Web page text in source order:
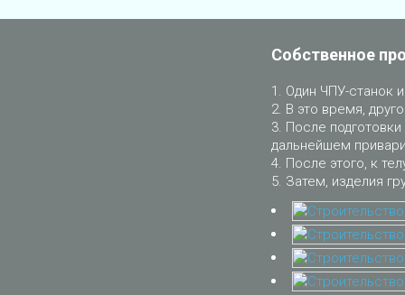
Собственное
Один ЧПУ-станок
В это время,
После
дальнейшем
После этого, к
Затем, изделия